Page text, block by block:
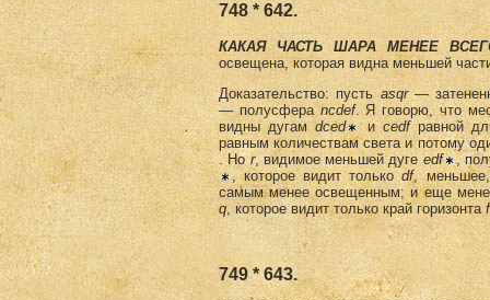
748 * 642.
КАКАЯ ЧАСТЬ ШАРА МЕНЕЕ
освещена, которая видна меньшей
Доказательство: пустьasqr —
— полусфера ncdef. Я говорю, что
видны дугамdced иcedfравной
равным количествам света и потому
. Ноr, видимое меньшей дугеedf
,
, которое видит толькоdf,
самым менее освещенным; и еще
q, которое видит только край горизонтаf
749 * 643.